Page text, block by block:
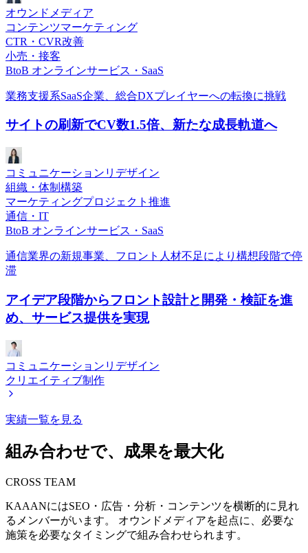
オウンドメディア
コンテンツマーケティング
CTR・CVR改善
小売・接客
BtoB オンラインサービス・SaaS
業務支援系SaaS企業、総合DXプレイヤーへの転換に挑戦
サイトの刷新でCV数1.5倍、新たな成長軌道へ
コミュニケーションリデザイン
組織・体制構築
マーケティングプロジェクト推進
通信・IT
BtoB オンラインサービス・SaaS
通信業界の新規事業、フロント人材不足により構想段階で停
滞
アイデア段階からフロント設計と開発・検証を進
め、サービス提供を実現
コミュニケーションリデザイン
クリエイティブ制作
実績一覧を見る
組み合わせで、成果を最大化
CROSS TEAM
KAAANにはSEO・広告・分析・コンテンツを横断的に見れ
るメンバーがいます。 オウンドメディアを起点に、必要な
施策を必要なタイミングで組み合わせられます。